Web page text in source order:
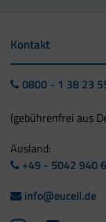
Kontakt
0800 - 1 38 23
(gebührenfrei aus
Ausland:
+49 - 5042 940
info@eucell.de